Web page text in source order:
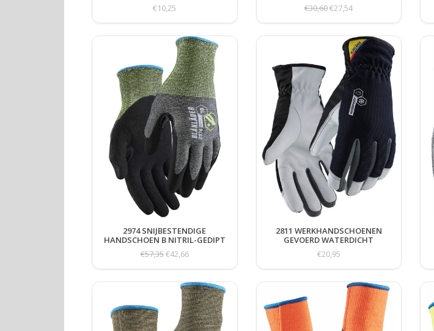
€10,25
€30,60€27,54
2974 SNIJBESTENDIGE
HANDSCHOEN B NITRIL-GEDIPT
€57,35€42,66
2811 WERKHANDSCHOENEN
GEVOERD WATERDICHT
€20,95